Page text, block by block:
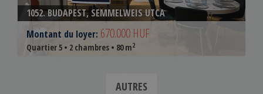
1052. BUDAPEST, SEMMELWEIS UTCA
Montant du loyer: 670.000 HUF
Quartier 5 • 2 chambres • 80 m2
AUTRES